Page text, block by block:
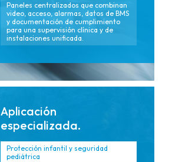
Paneles centralizados que combinan
video, acceso, alarmas, datos de BMS
y documentación de cumplimiento
para una supervisión clínica y de
instalaciones unificada.
Aplicación
especializada.
Protección infantil y seguridad
pediátrica